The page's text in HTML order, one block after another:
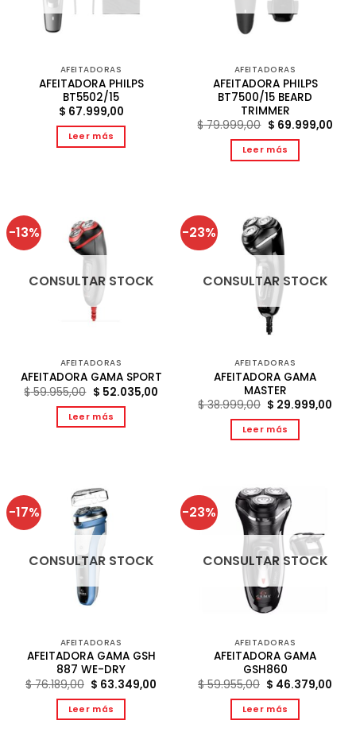
AFEITADORAS
AFEITADORA PHILPS
BT5502/15
$ 67.999,00
Leer más
AFEITADORAS
AFEITADORA PHILPS
BT7500/15 BEARD
TRIMMER
$79.999,00 El
original
era:
$ 79.999,00.
$ 69.999,00El
Leer más
-13%
CONSULTAR STOCK
AFEITADORAS
AFEITADORA GAMA SPORT
$59.955,00 El
precio
original
era:
$ 59.955,00.
$ 52.035,00El
Leer más
-23%
CONSULTAR STOCK
AFEITADORAS
AFEITADORA GAMA
MASTER
$38.999,00 El
precio
original
era:
$ 38.999,00.
$ 29.999,00
Leer más
-17%
CONSULTAR STOCK
AFEITADORAS
AFEITADORA GAMA GSH
887 WE-DRY
$76.189,00 El
precio
original
era:
$ 76.189,00.
$ 63.349,00
Leer más
-23%
CONSULTAR STOCK
AFEITADORAS
AFEITADORA GAMA
GSH860
$59.955,00 El
precio
original
era:
$ 59.955,00.
$ 46.379,00
Leer más